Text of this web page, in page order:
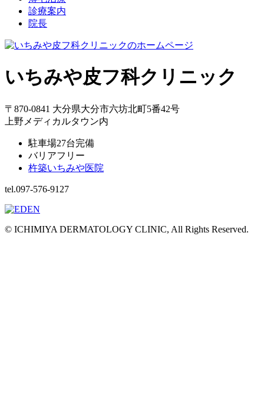
診療案内
院長
いちみや皮フ科クリニック
〒870-0841 大分県大分市六坊北町5番42号
上野メディカルタウン内
駐車場27台完備
バリアフリー
杵築いちみや医院
tel.097-576-9127
© ICHIMIYA DERMATOLOGY CLINIC, All Rights Reserved.